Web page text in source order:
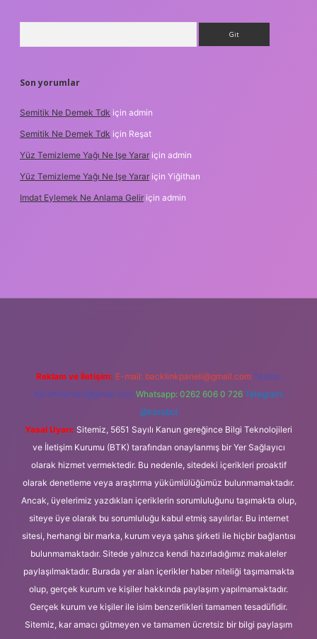
Son yorumlar
Semitik Ne Demek Tdk için admin
Semitik Ne Demek Tdk için Reşat
Yüz Temizleme Yağı Ne Işe Yarar için admin
Yüz Temizleme Yağı Ne Işe Yarar için Yiğithan
Imdat Eylemek Ne Anlama Gelir için admin
Reklam ve İletişim: E-mail: backlinkpaneli@gmail.com Teams:
forumhizmeti@gmail.com Whatsapp: 0262 606 0 726 Telegram:
@karabul
Yasal Uyarı: Sitemiz, 5651 Sayılı Kanun gereğince Bilgi Teknolojileri
ve İletişim Kurumu (BTK) tarafından onaylanmış bir Yer Sağlayıcı
olarak hizmet vermektedir. Bu nedenle, sitedeki içerikleri proaktif
olarak denetleme veya araştırma yükümlülüğümüz bulunmamaktadır.
Ancak, üyelerimiz yazdıkları içeriklerin sorumluluğunu taşımakta olup,
siteye üye olarak bu sorumluluğu kabul etmiş sayılırlar. Bu internet
sitesi, herhangi bir marka, kurum veya şahıs şirketi ile hiçbir bağlantısı
bulunmamaktadır. Sitede yalnızca kendi hazırladığımız makaleler
paylaşılmaktadır. Burada yer alan içerikler haber niteliği taşımamakta
olup, gerçek kurum ve kişiler hakkında paylaşım yapılmamaktadır.
Gerçek kurum ve kişiler ile isim benzerlikleri tamamen tesadüfidir.
Sitemiz, kar amacı gütmeyen ve tamamen ücretsiz bir bilgi paylaşım